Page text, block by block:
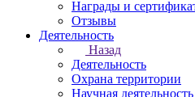
Награды и
Отзывы
Деятельность
Назад
Деятельность
Охрана территории
Научная деятельность